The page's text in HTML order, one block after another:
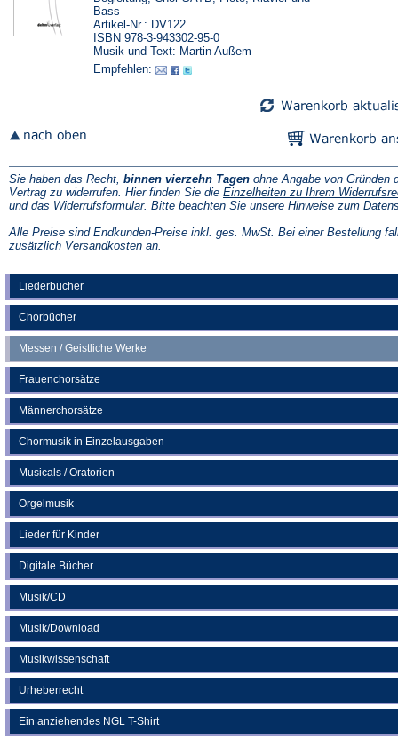
Liederbücher
Chorbücher
Messen / Geistliche Werke
Frauenchorsätze
Männerchorsätze
Chormusik in Einzelausgaben
Musicals / Oratorien
Orgelmusik
Lieder für Kinder
Digitale Bücher
Musik/CD
Musik/Download
Musikwissenschaft
Urheberrecht
Ein anziehendes NGL T-Shirt
Bass
Artikel-Nr.: DV122
ISBN 978-3-943302-95-0
Musik und Text: Martin Außem
Empfehlen:
Sie haben das Recht, binnen vierzehn Tagen ohne Angabe von Gründen
Vertrag zu widerrufen. Hier finden Sie die Einzelheiten zu Ihrem
und das Widerrufsformular(Öffnet
einem
neuen
. Bitte beachten Sie unsere Hinweise zum
Alle Preise sind Endkunden-Preise inkl. ges. MwSt. Bei einer Bestellung
zusätzlich Versandkosten(Öffnet
an.